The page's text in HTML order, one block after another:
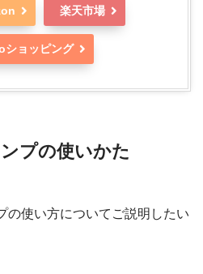
楽天市場
ショッピング
プの使いかた
の使い方についてご説明したい